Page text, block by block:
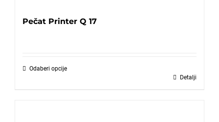
Pečat Printer Q 17
Odaberi opcije
Detalji